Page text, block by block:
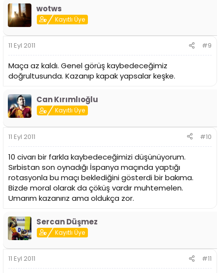
wotws
Kayıtlı Üye
11 Eyl 2011 #9
Maça az kaldı. Genel görüş kaybedeceğimiz
doğrultusunda. Kazanıp kapak yapsalar keşke.
Can Kırımlıoğlu
Kayıtlı Üye
11 Eyl 2011 #10
10 civarı bir farkla kaybedeceğimizi düşünüyorum.
Sırbistan son oynadığı İspanya maçında yaptığı
rotasyonla bu maçı beklediğini gösterdi bir bakıma.
Bizde moral olarak da çöküş vardır muhtemelen.
Umarım kazanırız ama oldukça zor.
Sercan Düşmez
Kayıtlı Üye
11 Eyl 2011 #11